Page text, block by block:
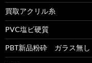
買取アクリル糸
PVC塩ビ硬質
PBT新品粉砕 ガラス無し